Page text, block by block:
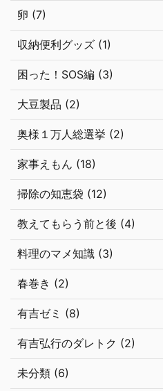
卵 (7)
収納便利グッズ (1)
困った！SOS編 (3)
大豆製品 (2)
奥様１万人総選挙 (2)
家事えもん (18)
掃除の知恵袋 (12)
教えてもらう前と後 (4)
料理のマメ知識 (3)
春巻き (2)
有吉ゼミ (8)
有吉弘行のダレトク (2)
未分類 (6)